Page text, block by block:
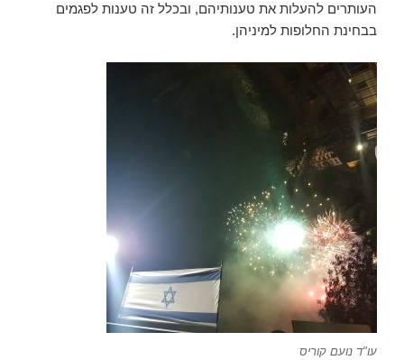
העותרים להעלות את טענותיהם, ובכלל זה טענות לפגמים
בבחינת החלופות למיניהן.
עו"ד נועם קוריס